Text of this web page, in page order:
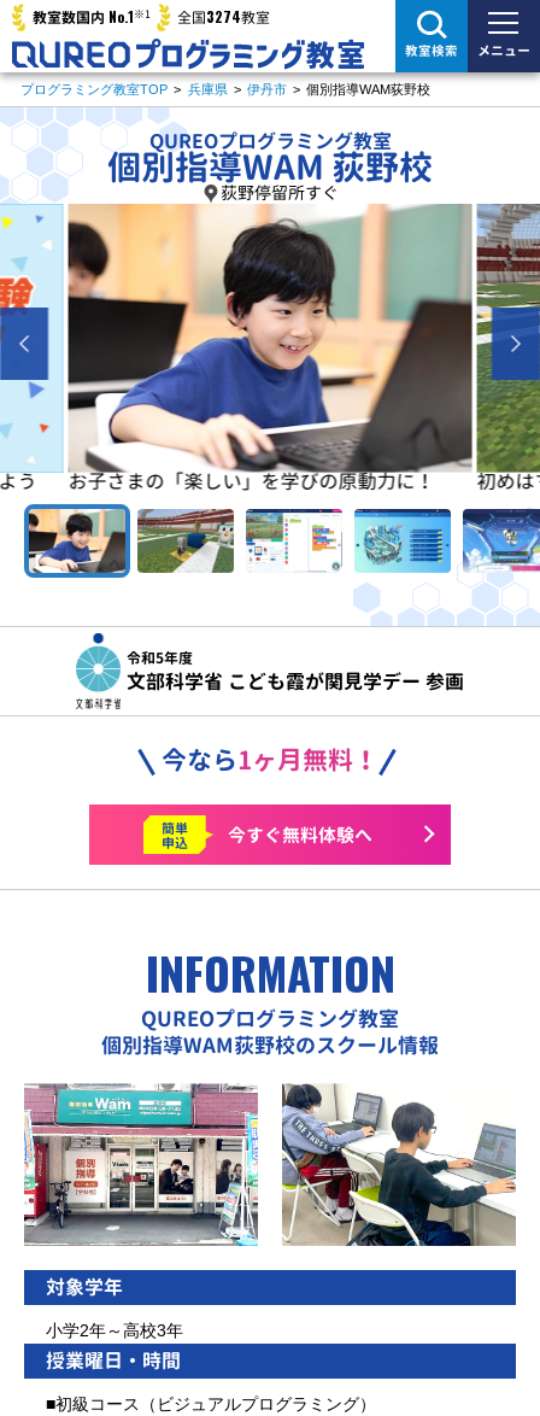
教室数国内 No.1※1 全国3274教室
教室検索 メニュー
プログラミング教室TOP > 兵庫県 > 伊丹市 > 個別指導WAM荻野校
QUREOプログラミング教室
個別指導WAM 荻野校
荻野停留所すぐ
う お子さまの「楽しい」を学びの原動力に！ 初め
令和5年度
文部科学省 こども霞が関見学デー 参画
今なら1ヶ月無料！
簡単
申込 今すぐ無料体験へ
INFORMATION
QUREOプログラミング教室
個別指導WAM荻野校のスクール情報
対象学年
小学2年～高校3年
授業曜日・時間
■初級コース（ビジュアルプログラミング）